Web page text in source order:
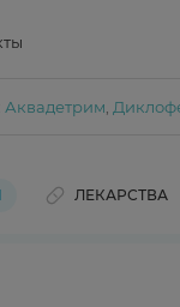
Аквадетрим
ЛЕКАРСТВА